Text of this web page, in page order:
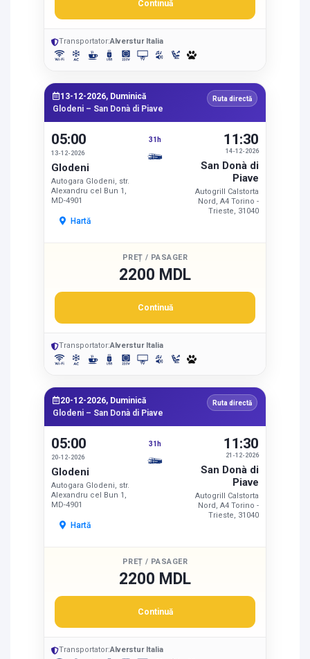
Continuă
Transportator:Alverstur Italia
13-12-2026, Duminică
Glodeni – San Donà di Piave
Ruta directă
05:00
13-12-2026
Glodeni
Autogara Glodeni, str.
Alexandru cel Bun 1,
MD-4901
Hartă
31h
14-12-2026
11:30
San Donà di
Piave
Autogrill Calstorta
Nord, A4 Torino -
Trieste, 31040
PREȚ / PASAGER
2200 MDL
Continuă
Transportator:Alverstur Italia
20-12-2026, Duminică
Glodeni – San Donà di Piave
Ruta directă
05:00
20-12-2026
Glodeni
Autogara Glodeni, str.
Alexandru cel Bun 1,
MD-4901
Hartă
31h
21-12-2026
11:30
San Donà di
Piave
Autogrill Calstorta
Nord, A4 Torino -
Trieste, 31040
PREȚ / PASAGER
2200 MDL
Continuă
Transportator:Alverstur Italia